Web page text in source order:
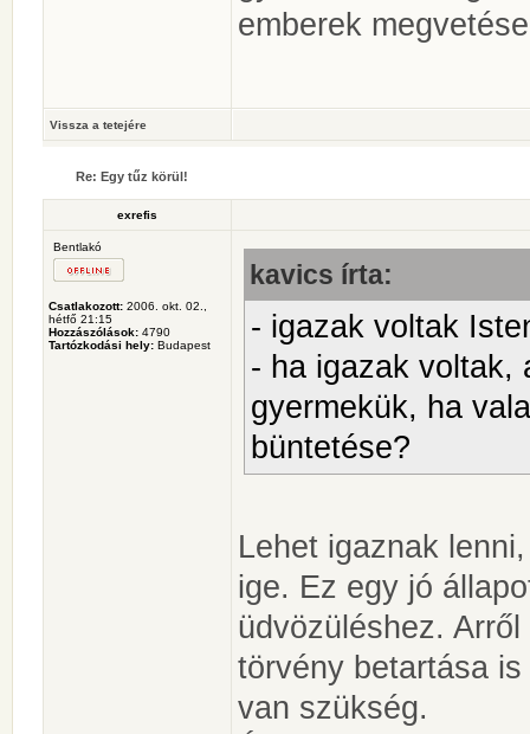
emberek
Vissza a tetejére
Re: Egy tűz körül!
exrefis
Bentlakó
Csatlakozott: 2006. okt. 02.,
hétfő 21:15
Hozzászólások: 4790
Tartózkodási hely: Budapest
kavics írta:
- igazak voltak
- ha igazak voltak,
gyermekük, ha
büntetése?
Lehet igaznak
ige. Ez egy jó
üdvözüléshez.
törvény betartása
van szükség.